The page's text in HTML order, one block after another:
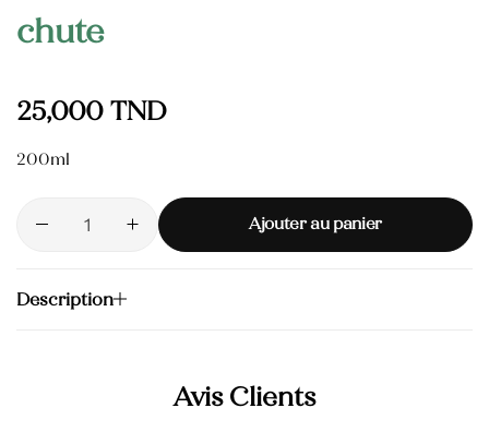
chute
25,000TND
200ml
Ajouter au panier
Description
Avis Clients
145,000TND
Blush Naturel Éclat de Roses
50,000
Crème pour les mains